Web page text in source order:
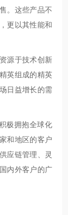
。这些产品不
更以其性能和
源于技术创新
英组成的精英
日益增长的需
极拥抱全球化
和地区的客户
应链管理、灵
内外客户的广